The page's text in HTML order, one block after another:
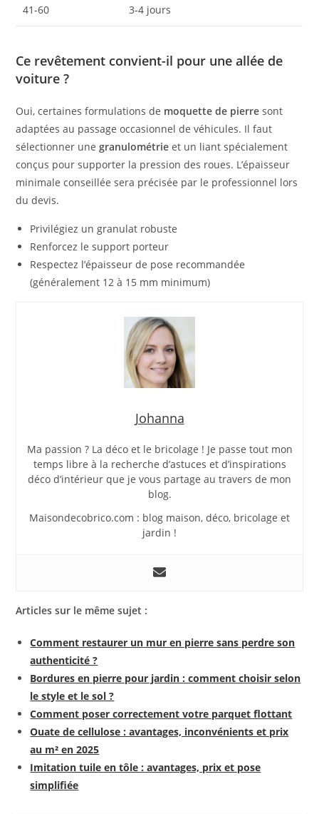
41-60 3-4 jours
Ce revêtement convient-il pour une allée de
voiture ?
Oui, certaines formulations de moquette de pierre sont
adaptées au passage occasionnel de véhicules. Il faut
sélectionner unegranulométrie et un liant spécialement
conçus pour supporter la pression des roues. L’épaisseur
minimale conseillée sera précisée par le professionnel lors
du devis.
Privilégiez un granulat robuste
Renforcez le support porteur
Respectez l’épaisseur de pose recommandée
(généralement 12 à 15 mm minimum)
Johanna
Ma passion ? La déco et le bricolage ! Je passe tout mon
temps libre à la recherche d’astuces et d’inspirations
déco d’intérieur que je vous partage au travers de mon
blog.
Maisondecobrico.com : blog maison, déco, bricolage et
jardin !
Articles sur le même sujet :
Comment restaurer un mur en pierre sans perdre son
authenticité ?
Bordures en pierre pour jardin : comment choisir selon
le style et le sol ?
Comment poser correctement votre parquet flottant
Ouate de cellulose : avantages, inconvénients et prix
au m² en 2025
Imitation tuile en tôle : avantages, prix et pose
simplifiée